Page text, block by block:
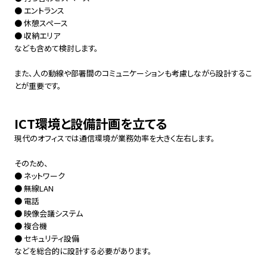
● エントランス
● 休憩スペース
● 収納エリア
なども含めて検討します。
また、人の動線や部署間のコミュニケーションも考慮しながら設計するこ
とが重要です。
ICT環境と設備計画を立てる
現代のオフィスでは通信環境が業務効率を大きく左右します。
そのため、
● ネットワーク
● 無線LAN
● 電話
● 映像会議システム
● 複合機
● セキュリティ設備
などを総合的に設計する必要があります。